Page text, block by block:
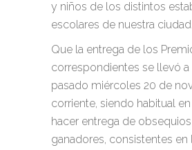
y niños de los distintos
escolares de nuestra ciudad.
Que la entrega de los
correspondientes se llevó
pasado miércoles 20 de
corriente, siendo habitual
hacer entrega de
ganadores, consistentes en